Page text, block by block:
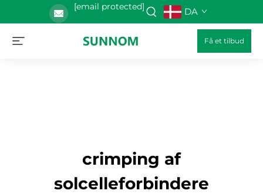
[email protected] DA
Få et tilbud
crimping af
solcelleforbindere